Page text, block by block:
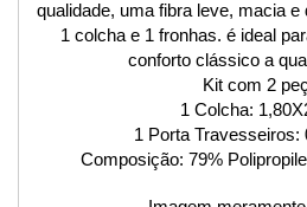
qualidade, uma fibra leve, macia
1 colcha e 1 fronhas. é ideal
conforto clássico a
Kit com 2
1 Colcha:
1 Porta Travesseiros:
Composição: 79%